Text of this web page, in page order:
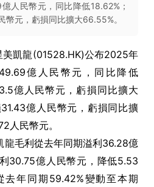
人民幣元，同比降低18.62%；
幣元，虧損同比擴大66.55%。
凱龍(01528.HK)公布2025年
億人民幣元，同比降低
億人民幣元，虧損同比擴大
億人民幣元，虧損同比擴
人民幣元。
龍毛利從去年同期溢利36.28億
30.75億人民幣元，降低5.53
年同期59.42%變動至本期